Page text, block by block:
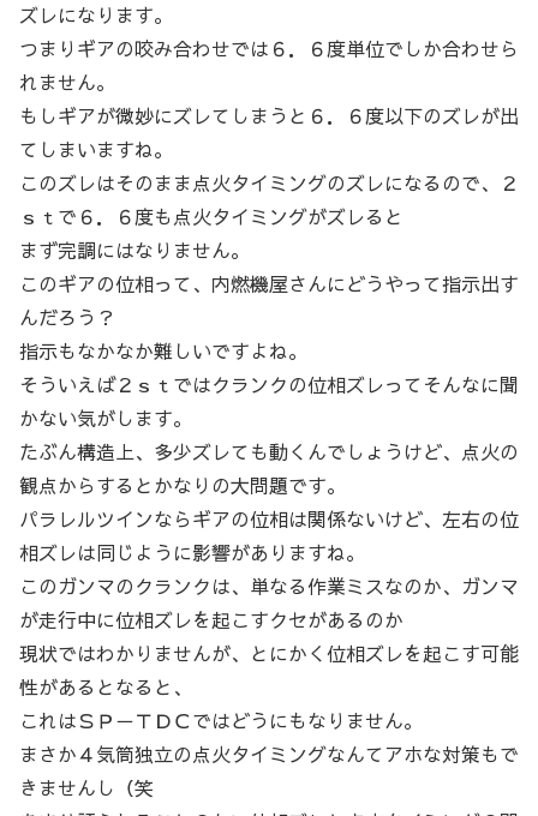
ズレになります。
つまりギアの咬み合わせでは６．６度単位でしか合わせら
れません。
もしギアが微妙にズレてしまうと６．６度以下のズレが出
てしまいますね。
このズレはそのまま点火タイミングのズレになるので、２
ｓｔで６．６度も点火タイミングがズレると
まず完調にはなりません。
このギアの位相って、内燃機屋さんにどうやって指示出す
んだろう？
指示もなかなか難しいですよね。
そういえば２ｓｔではクランクの位相ズレってそんなに聞
かない気がします。
たぶん構造上、多少ズレても動くんでしょうけど、点火の
観点からするとかなりの大問題です。
パラレルツインならギアの位相は関係ないけど、左右の位
相ズレは同じように影響がありますね。
このガンマのクランクは、単なる作業ミスなのか、ガンマ
が走行中に位相ズレを起こすクセがあるのか
現状ではわかりませんが、とにかく位相ズレを起こす可能
性があるとなると、
これはＳＰ－ＴＤＣではどうにもなりません。
まさか４気筒独立の点火タイミングなんてアホな対策もで
きませんし（笑